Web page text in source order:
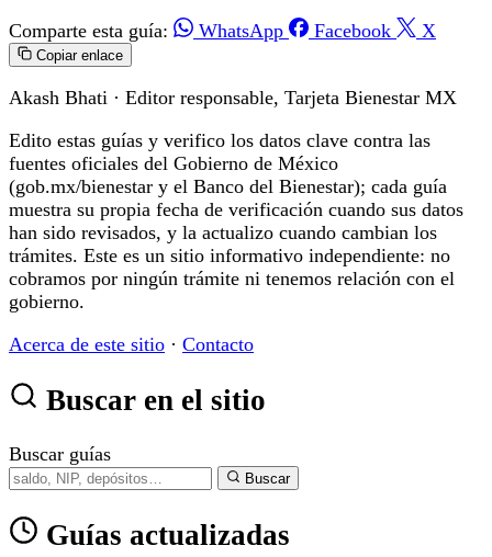
Comparte esta guía: WhatsApp Facebook X
Copiar enlace
Akash Bhati · Editor responsable, Tarjeta Bienestar MX
Edito estas guías y verifico los datos clave contra las
fuentes oficiales del Gobierno de México
(gob.mx/bienestar y el Banco del Bienestar); cada guía
muestra su propia fecha de verificación cuando sus datos
han sido revisados, y la actualizo cuando cambian los
trámites. Este es un sitio informativo independiente: no
cobramos por ningún trámite ni tenemos relación con el
gobierno.
Acerca de este sitio · Contacto
Buscar en el sitio
Buscar guías
Buscar
Guías actualizadas